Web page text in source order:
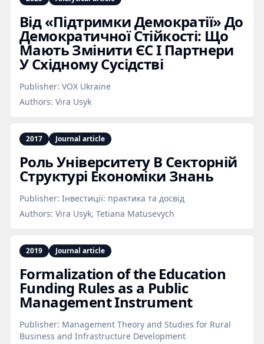
Від «Підтримки Демократії» До
Демократичної Стійкості: Що
Мають Змінити ЄС І Партнери
У Східному Сусідстві
Publisher: VOX Ukraine
Authors: Vira Usyk
2017 Journal article
Роль Університету В Секторній
Структурі Економіки Знань
Publisher: Інвестиції: практика та досвід
Authors: Vira Usyk, Tetiana Matusevych
2019 Journal article
Formalization of the Education
Funding Rules as a Public
Management Instrument
Publisher: Management Theory and Studies for Rural
Business and Infrastructure Development